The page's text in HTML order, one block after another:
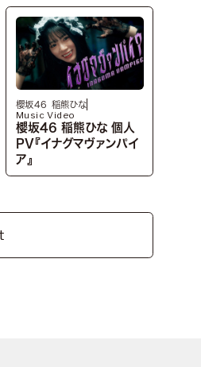
櫻坂46 稲熊ひな
Music Video
櫻坂46 稲熊ひな 個人
PV『イナグマヴァンパイ
ア』